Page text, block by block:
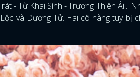
- Từ Khai Sính - Trương Thiên Ái...
và Dương Tử. Hai cô nàng tuy bị